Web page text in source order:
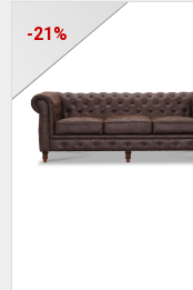
-21%